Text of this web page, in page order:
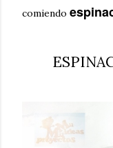
comiendo